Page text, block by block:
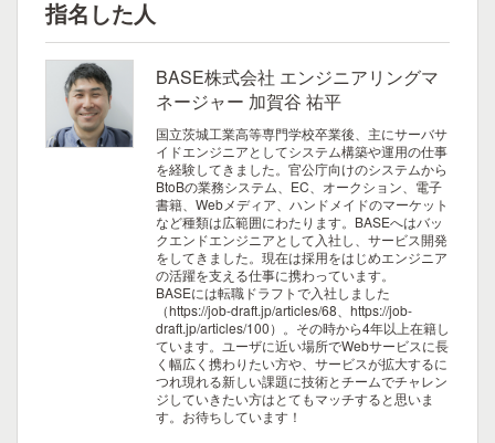
指名した人
BASE株式会社 エンジニアリングマ
ネージャー 加賀谷 祐平
国立茨城工業高等専門学校卒業後、主にサーバサ
イドエンジニアとしてシステム構築や運用の仕事
を経験してきました。官公庁向けのシステムから
BtoBの業務システム、EC、オークション、電子
書籍、Webメディア、ハンドメイドのマーケット
など種類は広範囲にわたります。BASEへはバッ
クエンドエンジニアとして入社し、サービス開発
をしてきました。現在は採用をはじめエンジニア
の活躍を支える仕事に携わっています。
BASEには転職ドラフトで入社しました
（https://job-draft.jp/articles/68、https://job-
draft.jp/articles/100）。その時から4年以上在籍し
ています。ユーザに近い場所でWebサービスに長
く幅広く携わりたい方や、サービスが拡大するに
つれ現れる新しい課題に技術とチームでチャレン
ジしていきたい方はとてもマッチすると思いま
す。お待ちしています！